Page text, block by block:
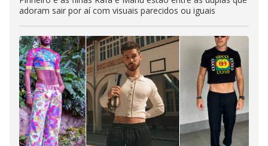
adoram sair por aí com visuais parecidos ou iguais